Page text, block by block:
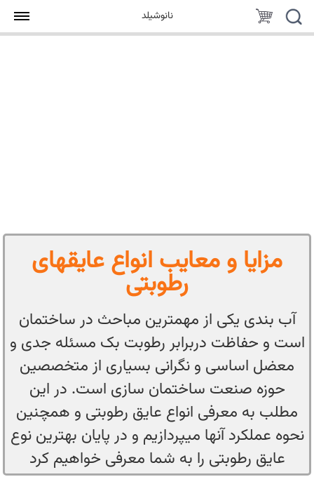
نانوشیلد
مزایا و معایب انواع عایقهای
رطوبتی
آب بندی یکی از مهمترین مباحث در ساختمان
است و حفاظت دربرابر رطوبت بک مسئله جدی و
معضل اساسی و نگرانی بسیاری از متخصصین
حوزه صنعت ساختمان سازی است. در این
مطلب به معرفی انواع عایق رطوبتی و همچنین
نحوه عملکرد آنها میپردازیم و در پایان بهترین نوع
عایق رطوبتی را به شما معرفی خواهیم کرد
جستجو
سبد